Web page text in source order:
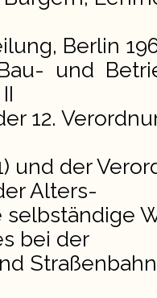
Berlin
und
12.
und der
Alters-
bei der
Straßenbahn